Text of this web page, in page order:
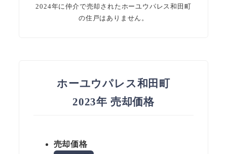
2024年に仲介で売却されたホーユウパレス和田町
の住戸はありません。
ホーユウパレス和田町
2023年 売却価格
売却価格